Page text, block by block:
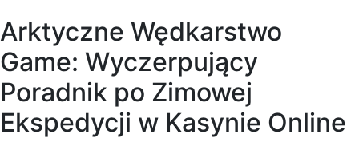
Arktyczne Wędkarstwo
Game: Wyczerpujący
Poradnik po Zimowej
Ekspedycji w Kasynie Online